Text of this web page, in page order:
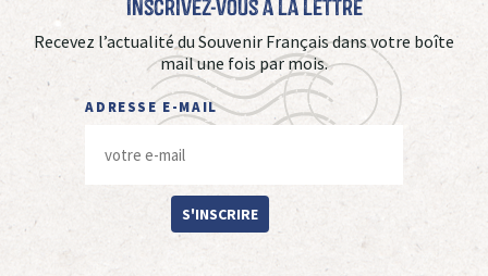
Inscrivez-vous à La Lettre
Recevez l’actualité du Souvenir Français dans votre boîte
mail une fois par mois.
ADRESSE E-MAIL
S'INSCRIRE